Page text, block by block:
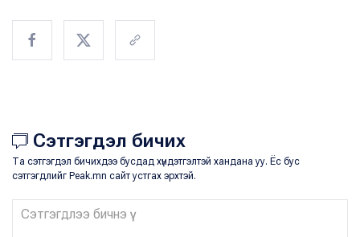
Сэтгэгдэл бичих
Та сэтгэгдэл бичихдээ бусдад хүндэтгэлтэй хандана уу. Ёс бус
сэтгэгдлийг Peak.mn сайт устгах эрхтэй.